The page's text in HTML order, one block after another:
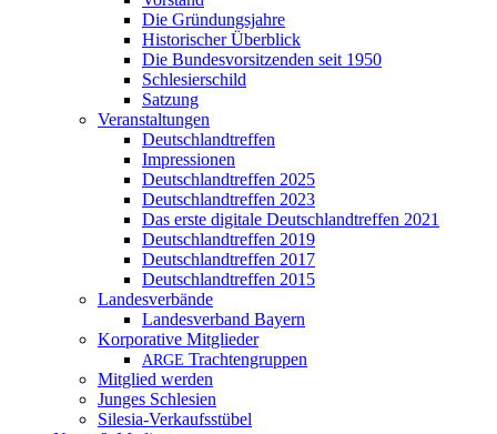
Die Gründungsjahre
Historischer Überblick
Die Bundesvorsitzenden seit 1950
Schlesierschild
Satzung
Veranstaltungen
Deutschlandtreffen
Impressionen
Deutschlandtreffen 2025
Deutschlandtreffen 2023
Das erste digitale Deutschlandtreffen 2021
Deutschlandtreffen 2019
Deutschlandtreffen 2017
Deutschlandtreffen 2015
Landesverbände
Landesverband Bayern
Korporative Mitglieder
ARGE Trachtengruppen
Mitglied werden
Junges Schlesien
Silesia-Verkaufsstübel